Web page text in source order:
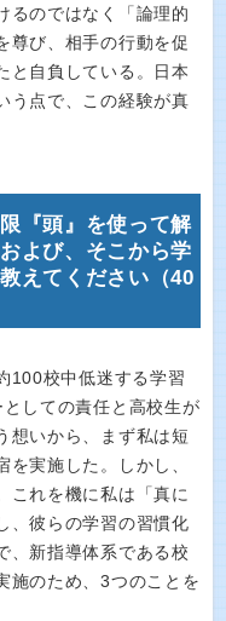
るのではなく「論理的
尊び、相手の行動を促
と自負している。日本
う点で、この経験が真
『頭』を使って解
よび、そこから学
えてください（40
100校中低迷する学習
しての責任と高校生が
想いから、まず私は短
実施した。しかし、
これを機に私は「真に
、彼らの学習の習慣化
、新指導体系である校
施のため、3つのことを